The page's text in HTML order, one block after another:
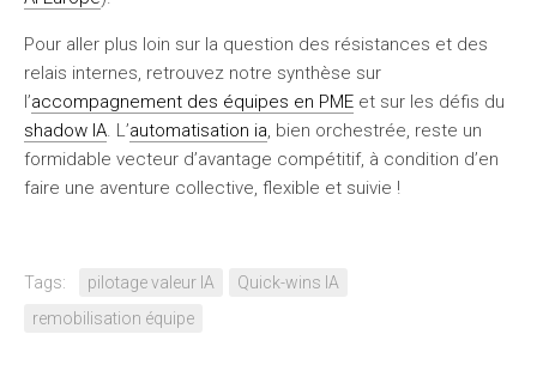
Pour aller plus loin sur la question des résistances et des
relais internes, retrouvez notre synthèse sur
l’accompagnement des équipes en PME et sur les défis du
shadow IA. L’automatisation ia, bien orchestrée, reste un
formidable vecteur d’avantage compétitif, à condition d’en
faire une aventure collective, flexible et suivie !
Tags: pilotage valeur IA
Quick-wins IA
remobilisation équipe